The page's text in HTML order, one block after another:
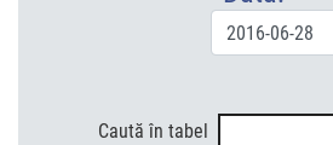
Caută în tabel